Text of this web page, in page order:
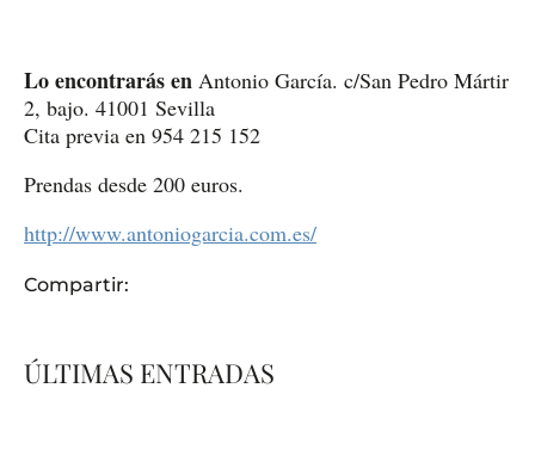
Lo encontrarás en Antonio García. c/San Pedro Mártir
2, bajo. 41001 Sevilla
Cita previa en 954 215 152
Prendas desde 200 euros.
http://www.antoniogarcia.com.es/
Compartir:
ÚLTIMAS ENTRADAS